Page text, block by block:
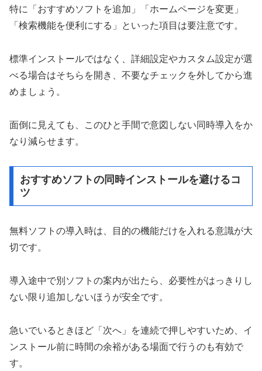
特に「おすすめソフトを追加」「ホームページを変更」
「検索機能を便利にする」といった項目は要注意です。
標準インストールではなく、詳細設定やカスタム設定が選
べる場合はそちらを開き、不要なチェックを外してから進
めましょう。
面倒に見えても、このひと手間で意図しない同時導入をか
なり減らせます。
おすすめソフトの同時インストールを避けるコ
ツ
無料ソフトの導入時は、目的の機能だけを入れる意識が大
切です。
導入途中で別ソフトの案内が出たら、必要性がはっきりし
ない限り追加しないほうが安全です。
急いでいるときほど「次へ」を連続で押しやすいため、イ
ンストール前に時間の余裕がある場面で行うのも有効で
す。